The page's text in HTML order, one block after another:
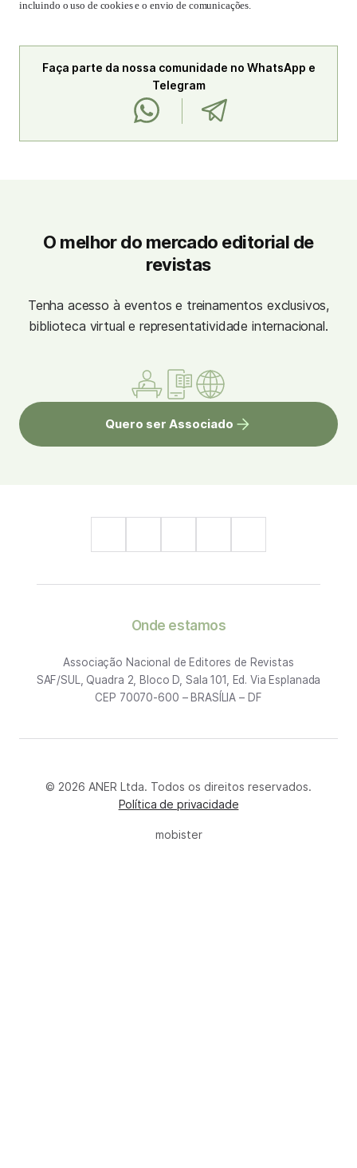
incluindo o uso de cookies e o envio de comunicações.
Faça parte da nossa comunidade no WhatsApp e
Telegram
O melhor do mercado editorial de
revistas
Tenha acesso à eventos e treinamentos exclusivos,
biblioteca virtual e representatividade internacional.
Quero ser Associado
Onde estamos
Associação Nacional de Editores de Revistas
SAF/SUL, Quadra 2, Bloco D, Sala 101, Ed. Via Esplanada
CEP 70070-600 – BRASÍLIA – DF
© 2026 ANER Ltda. Todos os direitos reservados.
Política de privacidade
mobister